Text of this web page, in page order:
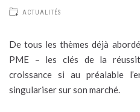
ACTUALITÉS
De tous les thèmes déjà
PME – les clés de la
croissance si au préalable
singulariser sur son marché.